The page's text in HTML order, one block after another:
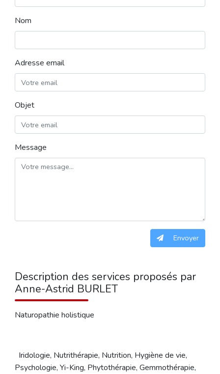
Nom
Adresse email
Objet
Message
Envoyer
Description des services proposés par
Anne-Astrid BURLET
Naturopathie holistique
Iridologie, Nutrithérapie, Nutrition, Hygiène de vie,
Psychologie, Yi-King, Phytothérapie, Gemmothérapie,